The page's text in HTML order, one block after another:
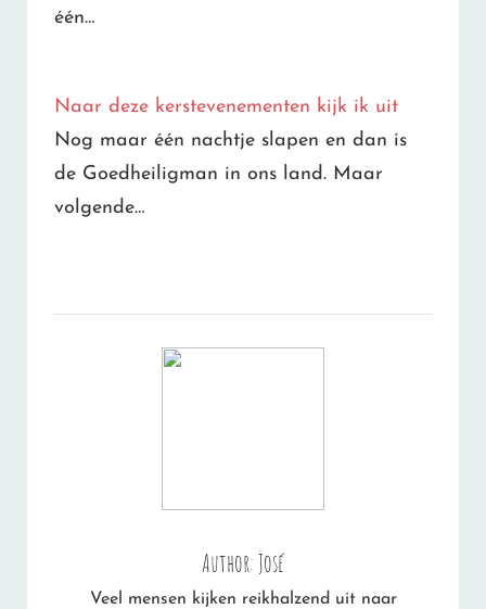
één…
Naar deze kerstevenementen kijk ik uit
Nog maar één nachtje slapen en dan is
de Goedheiligman in ons land. Maar
volgende…
Author:José
Veel mensen kijken reikhalzend uit naar